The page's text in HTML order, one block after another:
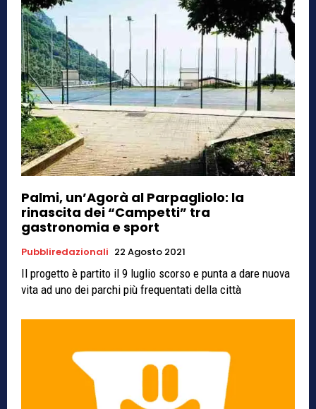
Palmi, un’Agorà al Parpagliolo: la
rinascita dei “Campetti” tra
gastronomia e sport
Pubbliredazionali 22 Agosto 2021
Il progetto è partito il 9 luglio scorso e punta a dare nuova
vita ad uno dei parchi più frequentati della città